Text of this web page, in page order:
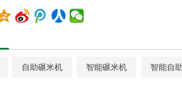
自助碾米机 智能碾米机 智能自